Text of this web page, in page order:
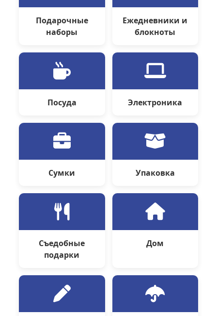
Подарочные
наборы
Ежедневники и
блокноты
Посуда Электроника
Сумки Упаковка
Съедобные
подарки
Дом